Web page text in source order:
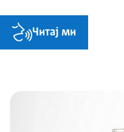
Читај ми